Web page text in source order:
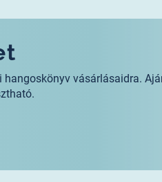
vásárlásaidra.